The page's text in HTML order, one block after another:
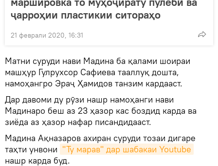
ҷарроҳии пластикии ситораҳо
21 феврали 2020, 16:31
Матни суруди нави Мадина ба қалами шоираи
машҳур Гулрухсор Сафиева тааллуқ дошта,
намоҳангро Эраҷ Ҳамидов танзим кардааст.
Дар давоми ду рӯзи нашр намоҳанги нави
Мадинаро беш аз 23 ҳазор кас боздид карда ва
зиёда аз ҳазор нафар писандидааст.
Мадина Ақназаров ахиран суруди тозаи дигаре
таҳти унвони "Ту марав" дар шабакаи Youtube
нашр карда буд.